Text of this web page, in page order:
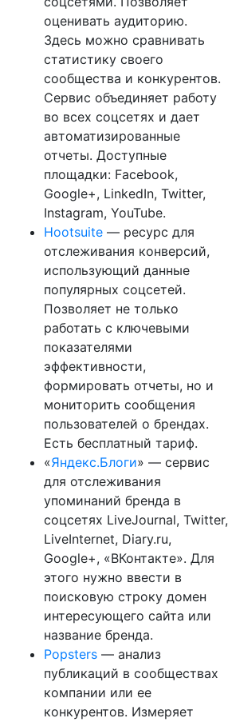
оценивать аудиторию.
Здесь можно сравнивать
статистику своего
сообщества и конкурентов.
Сервис объединяет работу
во всех соцсетях и дает
автоматизированные
отчеты. Доступные
площадки: Facebook,
Google+, LinkedIn, Twitter,
Instagram, YouTube.
Hootsuite — ресурс для
отслеживания конверсий,
использующий данные
популярных соцсетей.
Позволяет не только
работать с ключевыми
показателями
эффективности,
формировать отчеты, но и
мониторить сообщения
пользователей о брендах.
Есть бесплатный тариф.
«Яндекс.Блоги» — сервис
для отслеживания
упоминаний бренда в
соцсетях LiveJournal, Twitter,
LiveInternet, Diary.ru,
Google+, «ВКонтакте». Для
этого нужно ввести в
поисковую строку домен
интересующего сайта или
название бренда.
Popsters — анализ
публикаций в сообществах
компании или ее
конкурентов. Измеряет